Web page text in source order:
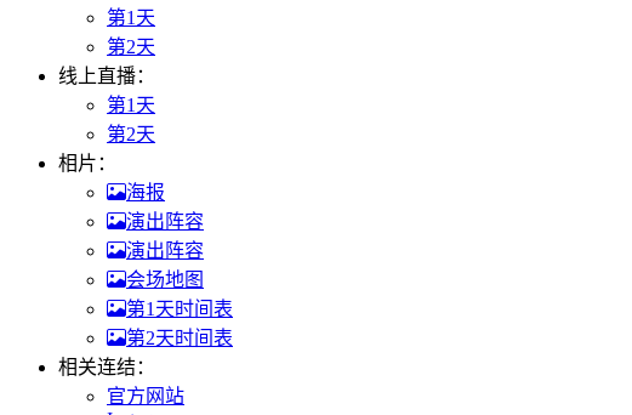
第1天
第2天
线上直播：
第1天
第2天
相片：
海报
演出阵容
演出阵容
会场地图
第1天时间表
第2天时间表
相关连结：
官方网站